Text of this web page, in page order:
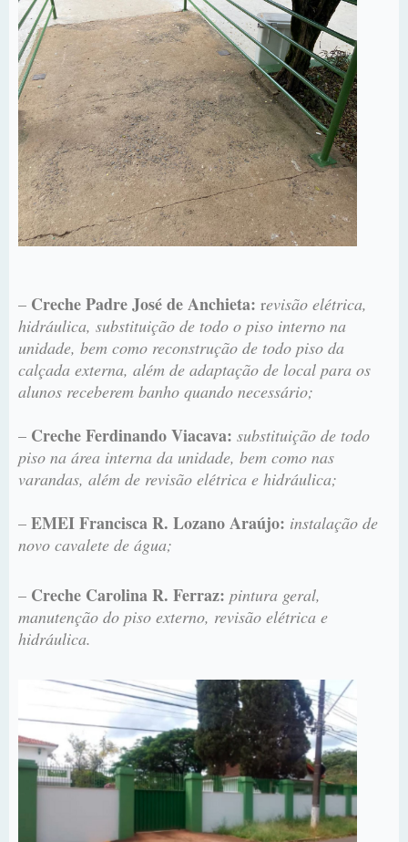
– Creche Padre José de Anchieta: revisão elétrica,
hidráulica, substituição de todo o piso interno na
unidade, bem como reconstrução de todo piso da
calçada externa, além de adaptação de local para os
alunos receberem banho quando necessário;
– Creche Ferdinando Viacava: substituição de todo
piso na área interna da unidade, bem como nas
varandas, além de revisão elétrica e hidráulica;
– EMEI Francisca R. Lozano Araújo: instalação de
novo cavalete de água;
– Creche Carolina R. Ferraz: pintura geral,
manutenção do piso externo, revisão elétrica e
hidráulica.